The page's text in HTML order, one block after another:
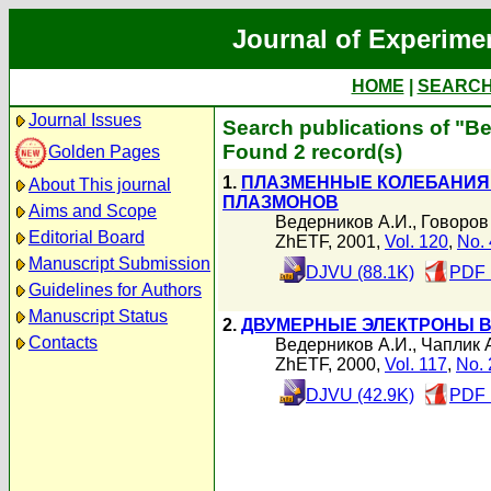
Journal of
HOME
Journal Issues
Golden Pages
About This journal
Aims and Scope
Editorial Board
Manuscript Submission
Guidelines for Authors
Manuscript Status
Contacts
Search publications of
Found 2 record(s)
1. ПЛАЗМЕННЫЕ
ПЛАЗМОНОВ
Ведерников А.И.,
ZhETF, 2001, Vol. 120, No.
DJVU (88.1K)
PDF
2. ДВУМЕРНЫЕ ЭЛЕКТРОНЫ
Ведерников А.И., Чаплик
ZhETF, 2000, Vol. 117, No.
DJVU (42.9K)
PDF